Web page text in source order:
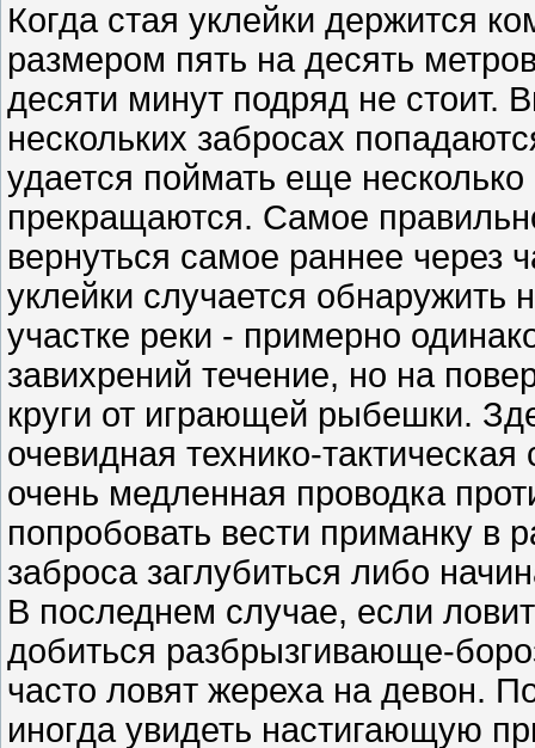
Когда стая уклейки держится
размером пять на десять
десяти минут подряд не стоит.
нескольких забросах
удается поймать еще
прекращаются. Самое
вернуться самое раннее через
уклейки случается
участке реки - примерно
завихрений течение, но на
круги от играющей рыбешки.
очевидная технико-
очень медленная проводка
попробовать вести приманку в
заброса заглубиться либо
В последнем случае, если
добиться разбрызгивающе-
часто ловят жереха на девон.
иногда увидеть настигающую